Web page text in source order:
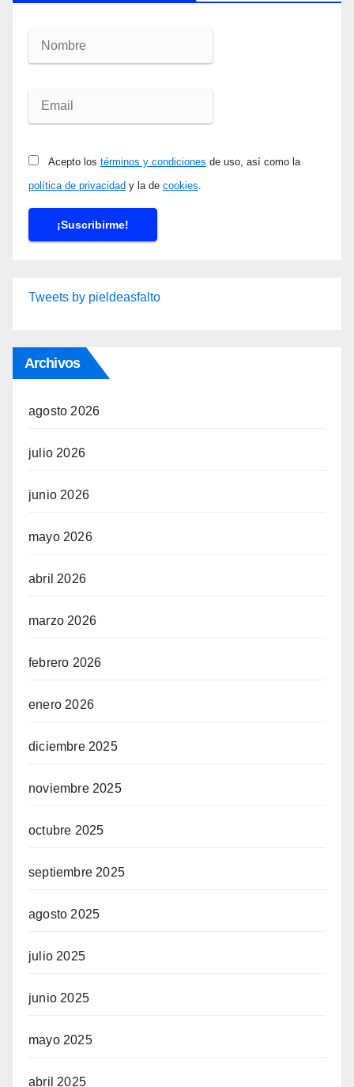
Acepto los términos y condiciones de uso, así como la
política de privacidad y la de cookies
Tweets by pieldeasfalto
Archivos
agosto 2026
julio 2026
junio 2026
mayo 2026
abril 2026
marzo 2026
febrero 2026
enero 2026
diciembre 2025
noviembre 2025
octubre 2025
septiembre 2025
agosto 2025
julio 2025
junio 2025
mayo 2025
abril 2025